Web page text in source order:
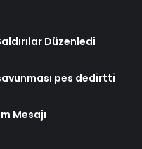
Düzenledi
pes dedirtti
Mesajı